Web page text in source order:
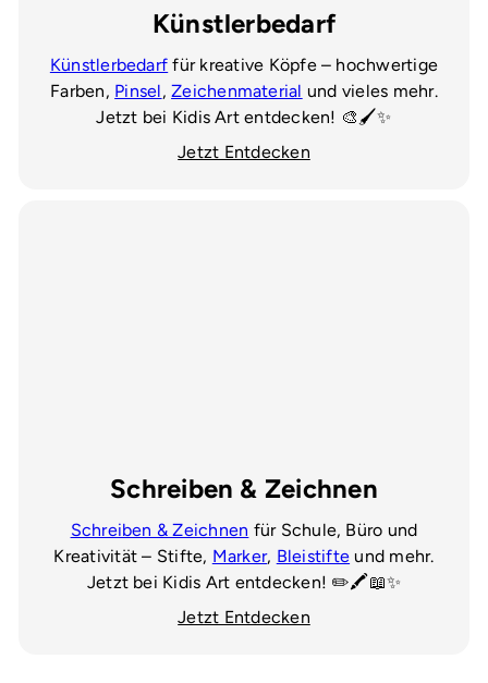
Künstlerbedarf
Künstlerbedarf für kreative Köpfe – hochwertige
Farben, Pinsel,Zeichenmaterial und vieles mehr.
Jetzt bei Kidis Art entdecken! 🎨🖌️✨
Jetzt Entdecken
Schreiben & Zeichnen
Schreiben & Zeichnen für Schule, Büro und
Kreativität – Stifte, Marker, Bleistifte und mehr.
Jetzt bei Kidis Art entdecken! ✏️🖍️📖✨
Jetzt Entdecken